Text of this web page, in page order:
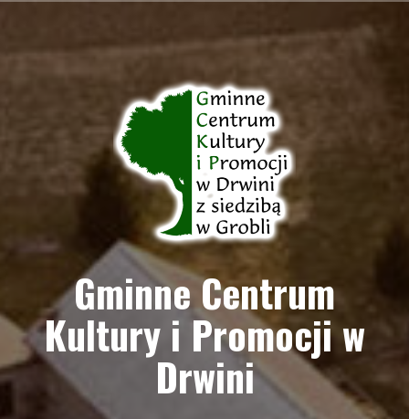
Gminne Centrum
Kultury i Promocji w
Drwini